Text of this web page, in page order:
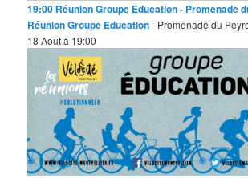
19:00 Réunion Groupe Education- Promenade
Réunion Groupe Education- Promenade du
18 Août à 19:00